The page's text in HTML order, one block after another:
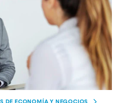
DE ECONOMÍA Y NEGOCIOS